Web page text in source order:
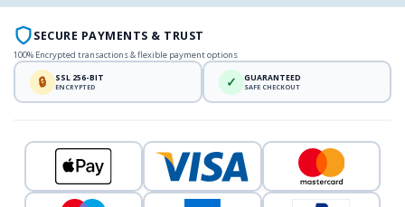
SECURE PAYMENTS & TRUST
100% Encrypted transactions & flexible payment options
🔒 SSL 256-BIT
ENCRYPTED ✓ GUARANTEED
SAFE CHECKOUT